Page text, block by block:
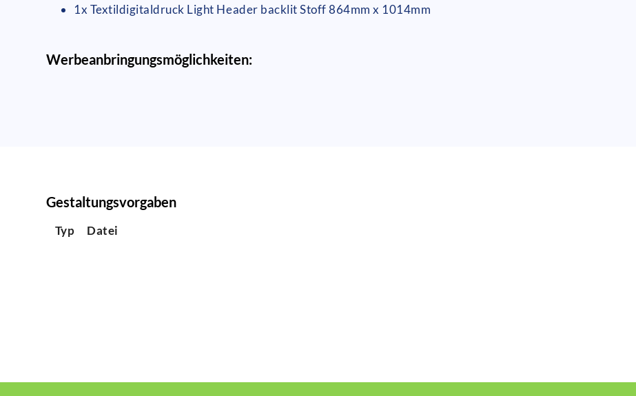
1x Textildigitaldruck Light Header backlit Stoff 864mm x 1014mm
Werbeanbringungsmöglichkeiten:
Gestaltungsvorgaben
Typ Datei